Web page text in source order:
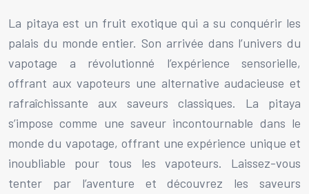
La pitaya est un fruit exotique qui a su conquérir les
palais du monde entier. Son arrivée dans l’univers du
vapotage a révolutionné l’expérience sensorielle,
offrant aux vapoteurs une alternative audacieuse et
rafraîchissante aux saveurs classiques. La pitaya
s’impose comme une saveur incontournable dans le
monde du vapotage, offrant une expérience unique et
inoubliable pour tous les vapoteurs. Laissez-vous
tenter par l’aventure et découvrez les saveurs